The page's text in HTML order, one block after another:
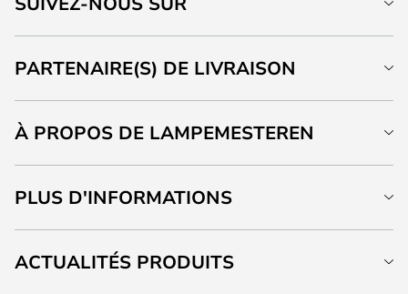
PARTENAIRE(S) DE LIVRAISON
À PROPOS DE LAMPEMESTEREN
PLUS D'INFORMATIONS
ACTUALITÉS PRODUITS